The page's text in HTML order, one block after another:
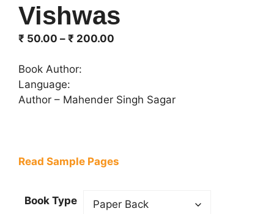
Vishwas
₹ 50.00 – ₹ 200.00
₹ 200.00
Book Author:
Language:
Author – Mahender Singh Sagar
Read Sample Pages
Book Type